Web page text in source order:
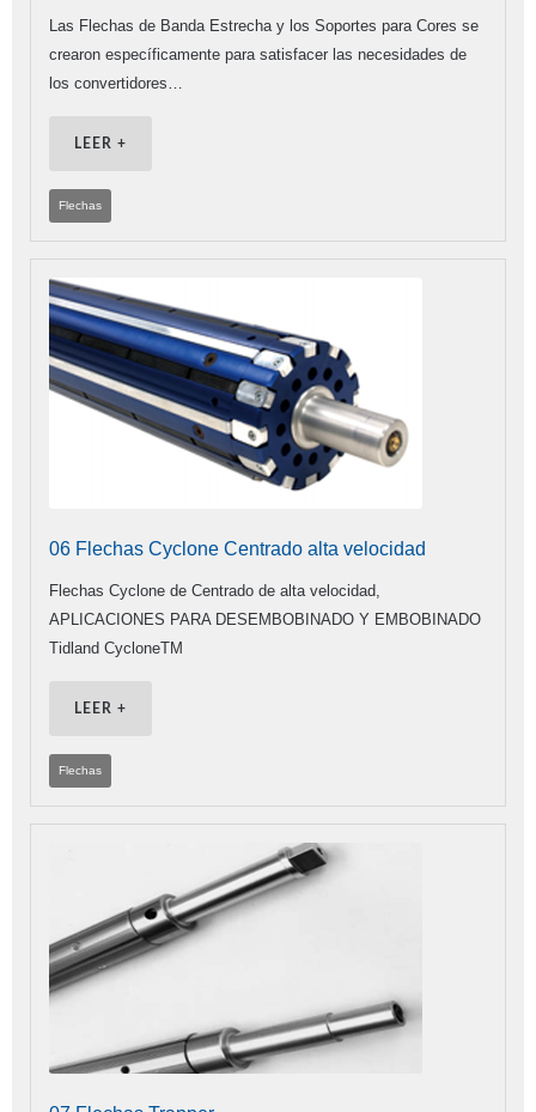
Las Flechas de Banda Estrecha y los Soportes para Cores se
crearon específicamente para satisfacer las necesidades de
los convertidores…
LEER +
Flechas
06 Flechas Cyclone Centrado alta velocidad
Flechas Cyclone de Centrado de alta velocidad,
APLICACIONES PARA DESEMBOBINADO Y EMBOBINADO
Tidland CycloneTM
LEER +
Flechas